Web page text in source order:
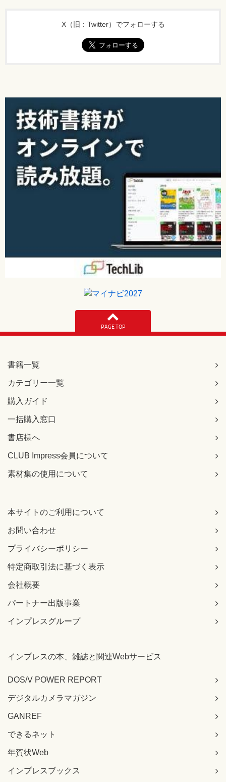
X（旧：Twitter）でフォローする
PAGE TOP
書籍一覧
カテゴリー一覧
購入ガイド
一括購入窓口
書店様へ
CLUB Impress会員について
素材集の使用について
本サイトのご利用について
お問い合わせ
プライバシーポリシー
特定商取引法に基づく表示
会社概要
パートナー出版事業
インプレスグループ
インプレスの本、雑誌と関連Webサービス
DOS/V POWER REPORT
デジタルカメラマガジン
GANREF
できるネット
年賀状Web
インプレスブックス